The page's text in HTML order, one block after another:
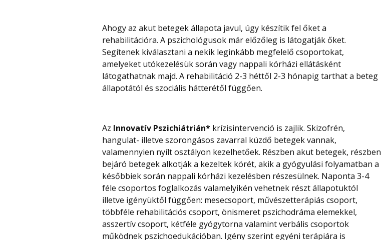
Ahogy az akut betegek állapota javul, úgy készítik fel őket a
rehabilitációra. A pszichológusok már előzőleg is látogatják őket.
Segítenek kiválasztani a nekik leginkább megfelelő csoportokat,
amelyeket utókezelésük során vagy nappali kórházi ellátásként
látogathatnak majd. A rehabilitáció 2-3 héttől 2-3 hónapig tarthat a beteg
állapotától és szociális hátterétől függően.
Az Innovatív Pszichiátrián* krízisintervenció is zajlik. Skizofrén,
hangulat- illetve szorongásos zavarral küzdő betegek vannak,
valamennyien nyílt osztályon kezelhetőek. Részben akut betegek, részben
bejáró betegek alkotják a kezeltek körét, akik a gyógyulási folyamatban a
későbbiek során nappali kórházi kezelésben részesülnek. Naponta 3-4
féle csoportos foglalkozás valamelyikén vehetnek részt állapotuktól
illetve igényüktől függően: mesecsoport, művészetterápiás csoport,
többféle rehabilitációs csoport, önismeret pszichodráma elemekkel,
asszertív csoport, kétféle gyógytorna valamint verbális csoportok
működnek pszichoedukációban. Igény szerint egyéni terápiára is